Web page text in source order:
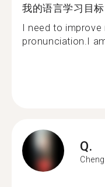
我的语言学习目标
I need to improve
pronunciation.I am
Q.